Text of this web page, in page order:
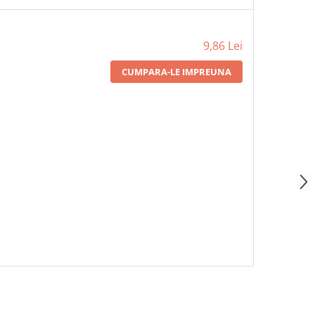
9,86 Lei
CUMPARA-LE IMPREUNA